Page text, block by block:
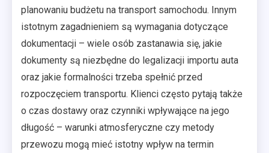
planowaniu budżetu na transport samochodu. Innym
istotnym zagadnieniem są wymagania dotyczące
dokumentacji – wiele osób zastanawia się, jakie
dokumenty są niezbędne do legalizacji importu auta
oraz jakie formalności trzeba spełnić przed
rozpoczęciem transportu. Klienci często pytają także
o czas dostawy oraz czynniki wpływające na jego
długość – warunki atmosferyczne czy metody
przewozu mogą mieć istotny wpływ na termin